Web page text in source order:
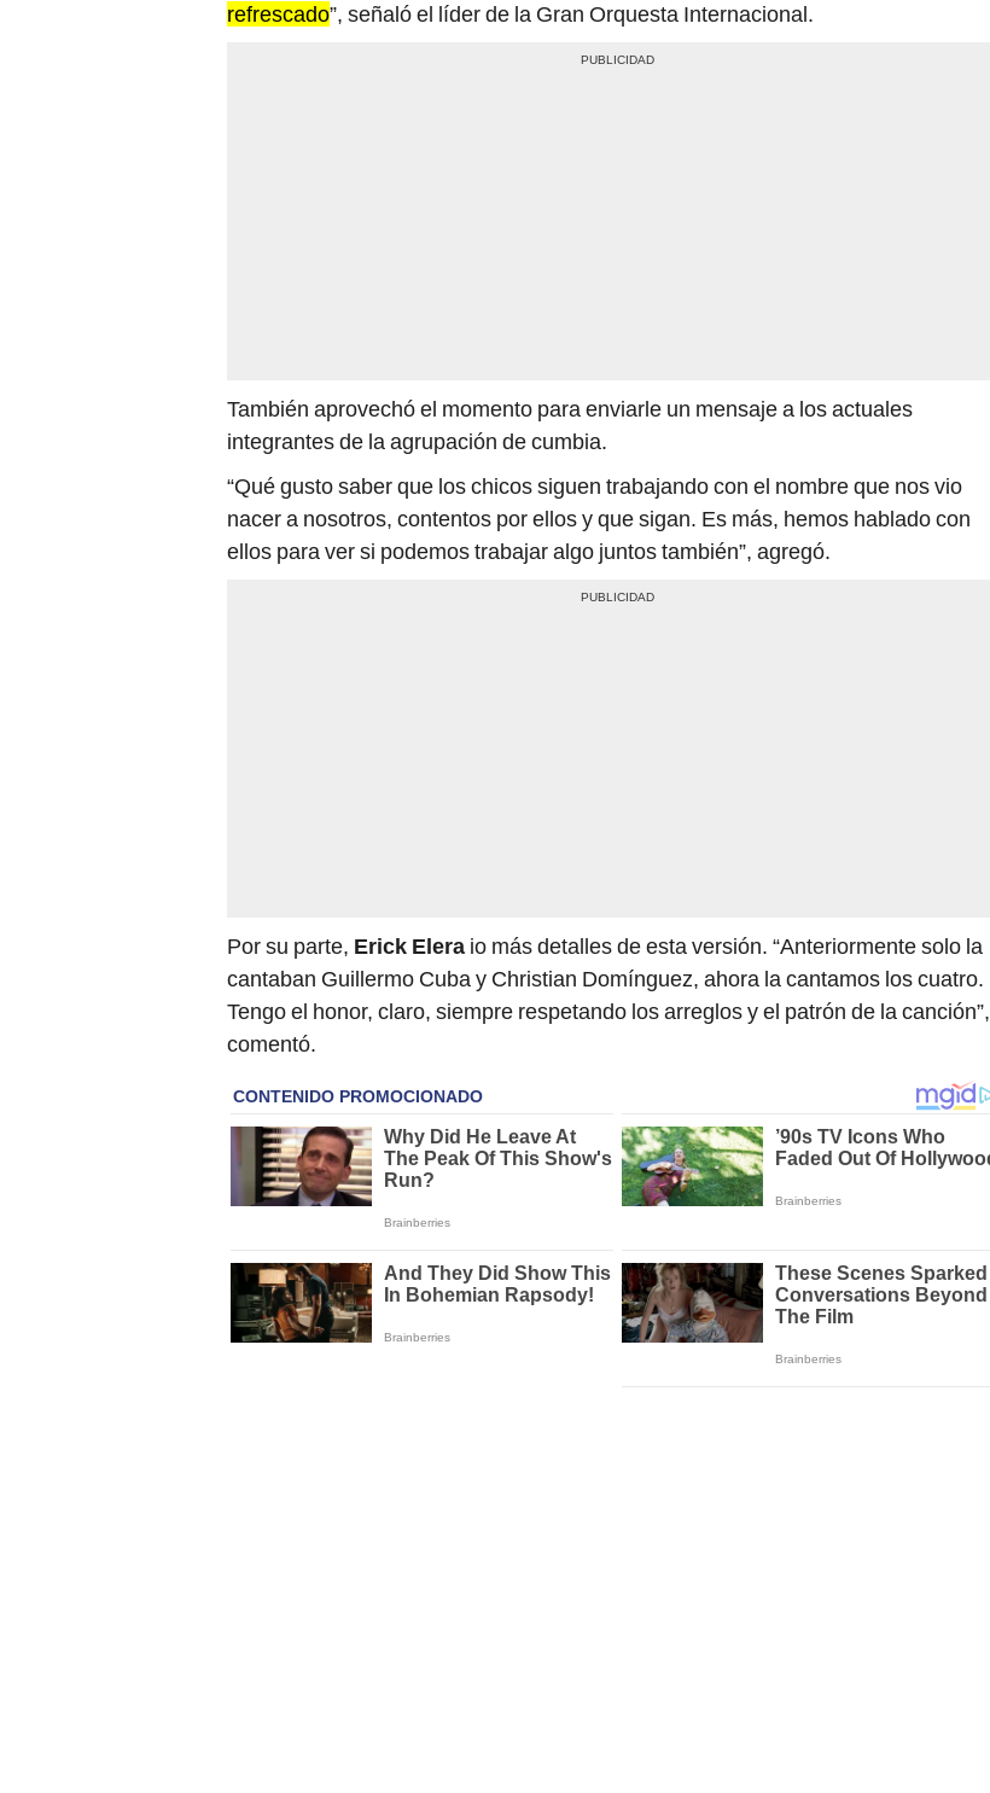
refrescado”, señaló el líder de la Gran Orquesta Internacional.
También aprovechó el momento para enviarle un mensaje a los actuales
integrantes de la agrupación de cumbia.
“Qué gusto saber que los chicos siguen trabajando con el nombre que nos vio
nacer a nosotros, contentos por ellos y que sigan. Es más, hemos hablado con
ellos para ver si podemos trabajar algo juntos también”, agregó.
Por su parte, Erick Elera io más detalles de esta versión. “Anteriormente solo la
cantaban Guillermo Cuba y Christian Domínguez, ahora la cantamos los cuatro.
Tengo el honor, claro, siempre respetando los arreglos y el patrón de la canción”,
comentó.